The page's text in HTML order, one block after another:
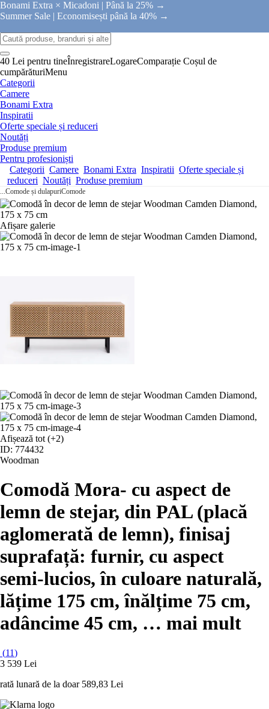
Bonami Extra × Micadoni | Până la 25% →
Summer Sale | Economisești până la 40% →
40 Lei pentru tineÎnregistrareLogareComparație Coșul de
cumpărăturiMenu
Categorii
Camere
Bonami Extra
Inspiratii
Oferte speciale și reduceri
Noutăți
Produse premium
Pentru profesioniști
Categorii Camere Bonami Extra Inspiratii Oferte speciale și
reduceri Noutăți Produse premium
...Comode și dulapuriComode
Afișare galerie
Afișează tot (+2)
ID: 774432
Woodman
Comodă Mora- cu aspect de
lemn de stejar, din PAL (placă
aglomerată de lemn), finisaj
suprafață: furnir, cu aspect
semi-lucios, în culoare naturală,
lățime 175 cm, înălțime 75 cm,
adâncime 45 cm, … mai mult
(11)
3 539 Lei
rată lunară de la doar 589,83 Lei